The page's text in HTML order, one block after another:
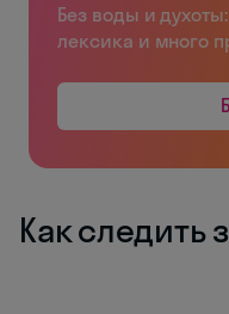
Без воды и
лексика и много
Как следить